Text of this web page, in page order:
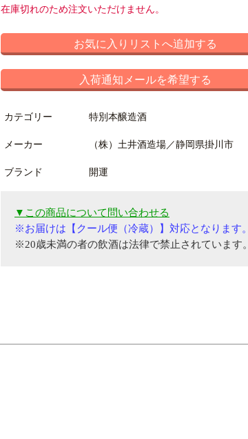
在庫切れのため注文いただけません。
お気に入りリストへ追加する
入荷通知メールを希望する
カテゴリー 特別本醸造酒
メーカー （株）土井酒造場／静岡県掛川市
ブランド 開運
▼この商品について問い合わせる
※お届けは 【 クール便（冷蔵） 】 対応となります。
※20歳未満の者の飲酒は法律で禁止されています。